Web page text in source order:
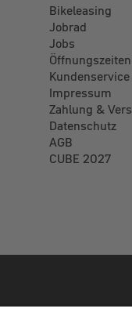
Bikeleasing
Jobrad
Jobs
Öffnungszeiten
Impressum
Zahlung &
Datenschutz
AGB
CUBE 2027